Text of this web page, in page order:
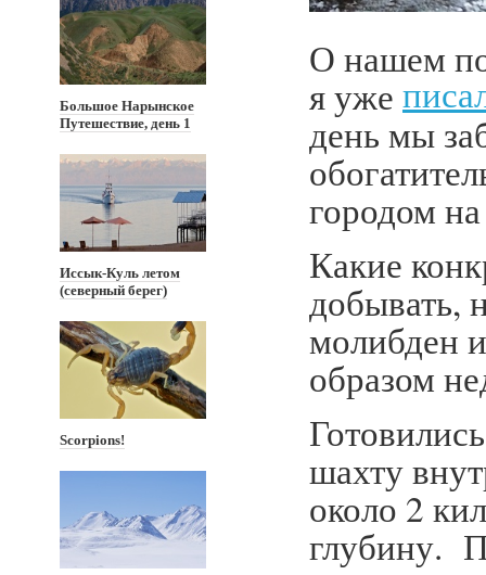
Большое Нарынское
Путешествие, день 1
Иссык-Куль летом
(северный берег)
Scorpions!
О нашем
я уже
день мы
городом
Какие
добывать,
молибден
образом
шахту
около 2
глубину.